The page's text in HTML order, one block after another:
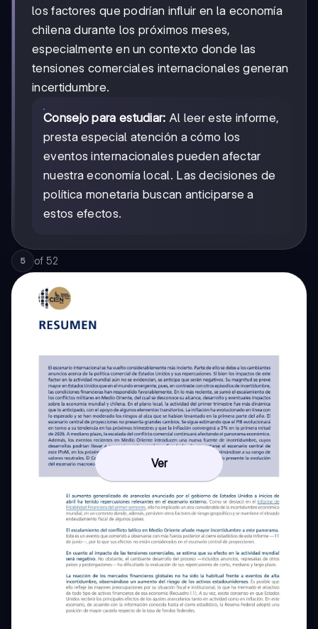
los factores que podrían influir en la economía
chilena durante los próximos meses,
especialmente en un contexto donde las
tensiones comerciales internacionales generan
incertidumbre.
Consejo para estudiar: Al leer este informe,
presta especial atención a cómo los
eventos internacionales pueden afectar
nuestra economía local. Las decisiones de
política monetaria buscan anticiparse a
estos efectos.
5 of 52
Ver